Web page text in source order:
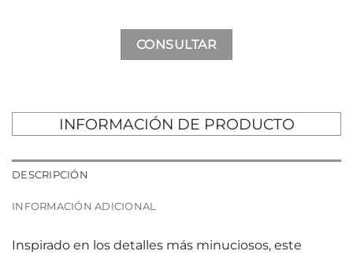
CONSULTAR
INFORMACIÓN DE PRODUCTO
DESCRIPCIÓN
INFORMACIÓN ADICIONAL
Inspirado en los detalles más minuciosos, este